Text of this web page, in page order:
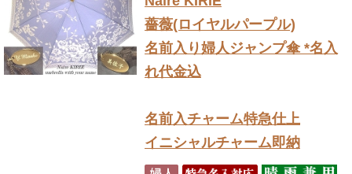
薔薇(ロイヤルパープル)
名前入り婦人ジャンプ傘 *名入
れ代金込
名前入チャーム特急仕上
イニシャルチャーム即納